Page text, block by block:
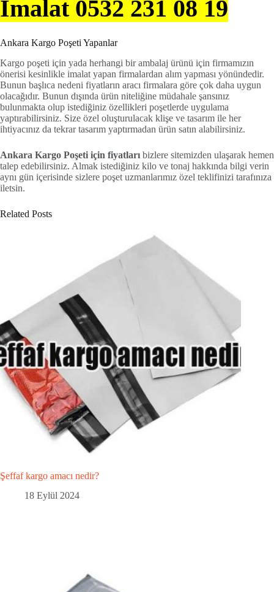
İmalat 0532 231 08 19
Ankara Kargo Poşeti Yapanlar
Kargo poşeti için yada herhangi bir ambalaj ürünü için firmamızın
önerisi kesinlikle imalat yapan firmalardan alım yapması yönündedir.
Bunun başlıca nedeni fiyatların aracı firmalara göre çok daha uygun
olacağıdır. Bunun dışında ürün niteliğine müdahale şansınız
bulunmakta olup istediğiniz özellikleri poşetlerde uygulama
yaptırabilirsiniz. Size özel oluşturulacak klişe ve tasarım ile her
ihtiyacınız da tekrar tasarım yaptırmadan ürün satın alabilirsiniz.
Ankara Kargo Poşeti için fiyatları bizlere sitemizden ulaşarak hemen
talep edebilirsiniz. Almak istediğiniz kilo ve tonaj hakkında bilgi verin
aynı gün içerisinde sizlere poşet uzmanlarımız özel teklifinizi tarafınıza
iletsin.
Related Posts
Şeffaf kargo amacı nedir?
18 Eylül 2024